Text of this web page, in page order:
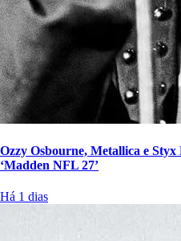
Ozzy Osbourne, Metallica e
‘Madden NFL 27’
Há 1 dias